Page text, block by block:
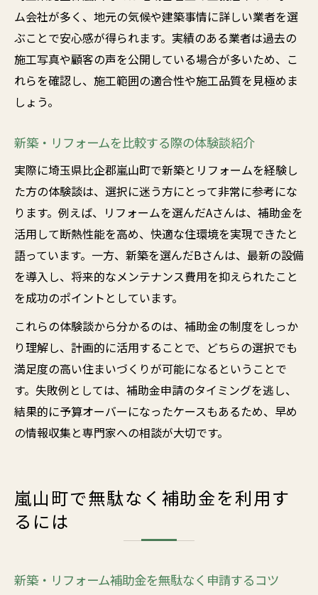
ム会社が多く、地元の気候や建築事情に詳しい業者を選
ぶことで安心感が得られます。実績のある業者は過去の
施工写真や顧客の声を公開している場合が多いため、こ
れらを確認し、施工範囲の適合性や施工品質を見極めま
しょう。
新築・リフォームを比較する際の体験談紹介
実際に埼玉県比企郡嵐山町で新築とリフォームを経験し
た方の体験談は、選択に迷う方にとって非常に参考にな
ります。例えば、リフォームを選んだAさんは、補助金を
活用して断熱性能を高め、快適な住環境を実現できたと
語っています。一方、新築を選んだBさんは、最新の設備
を導入し、将来的なメンテナンス費用を抑えられたこと
を成功のポイントとしています。
これらの体験談から分かるのは、補助金の制度をしっか
り理解し、計画的に活用することで、どちらの選択でも
満足度の高い住まいづくりが可能になるということで
す。失敗例としては、補助金申請のタイミングを逃し、
結果的に予算オーバーになったケースもあるため、早め
の情報収集と専門家への相談が大切です。
嵐山町で無駄なく補助金を利用す
るには
新築・リフォーム補助金を無駄なく申請するコツ